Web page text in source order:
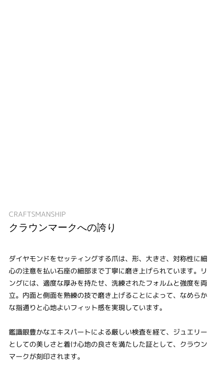
CRAFTSMANSHIP
クラウンマークへの誇り
ダイヤモンドをセッティングする爪は、形、大きさ、対称性に細
心の注意を払い石座の細部まで丁寧に磨き上げられています。リ
ングには、適度な厚みを持たせ、洗練されたフォルムと強度を両
立。内面と側面を熟練の技で磨き上げることによって、なめらか
な指通りと心地よいフィット感を実現しています。
鑑識眼豊かなエキスパートによる厳しい検査を経て、ジュエリー
としての美しさと着け心地の良さを満たした証として、クラウン
マークが刻印されます。